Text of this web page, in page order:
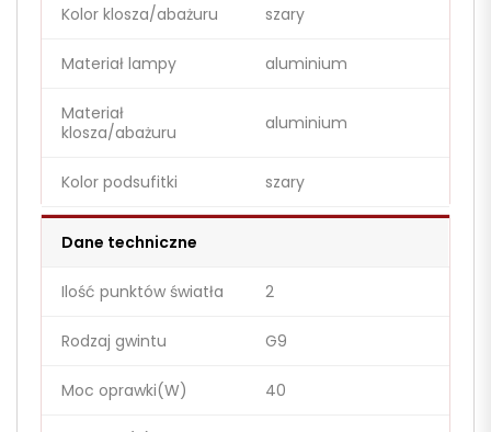
Kolor klosza/abażuru szary
Materiał lampy aluminium
Materiał
klosza/abażuru
aluminium
Kolor podsufitki szary
Dane techniczne
Ilość punktów światła 2
Rodzaj gwintu G9
Moc oprawki(W) 40